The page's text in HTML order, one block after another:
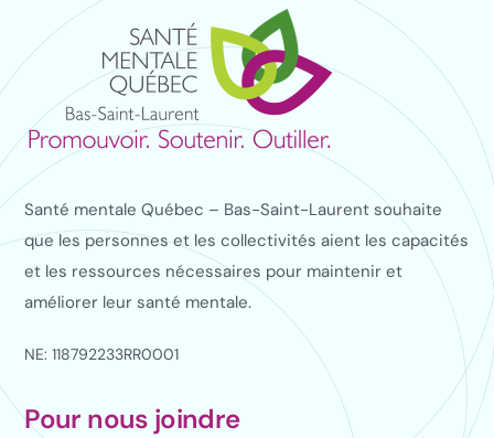
Santé mentale Québec – Bas-Saint-Laurent souhaite
que les personnes et les collectivités aient les capacités
et les ressources nécessaires pour maintenir et
améliorer leur santé mentale.
NE: 118792233RR0001
Pour nous joindre